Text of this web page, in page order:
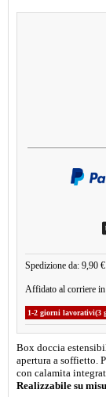
Spedizione da: 9,90
Affidato al corriere
1-2 giorni lavorativi(3
Box doccia
apertura a soffietto.
con calamita
Realizzabile su